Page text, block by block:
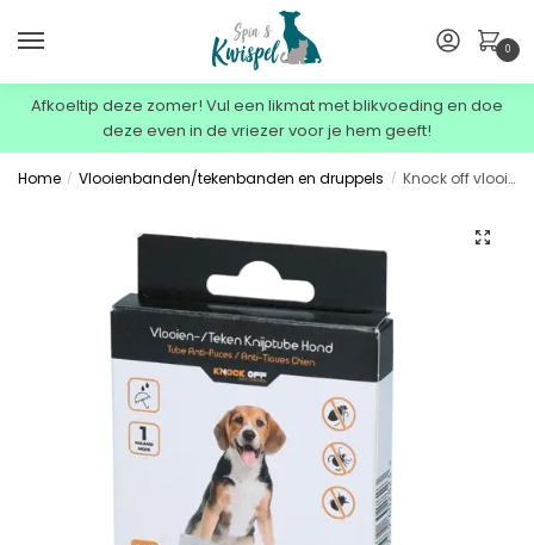
0
Afkoeltip deze zomer! Vul een likmat met blikvoeding en doe
deze even in de vriezer voor je hem geeft!
Home / Vlooienbanden/tekenbanden en druppels / Knock off vlooien en teken pipet 4x voor honden vanaf 5 kg